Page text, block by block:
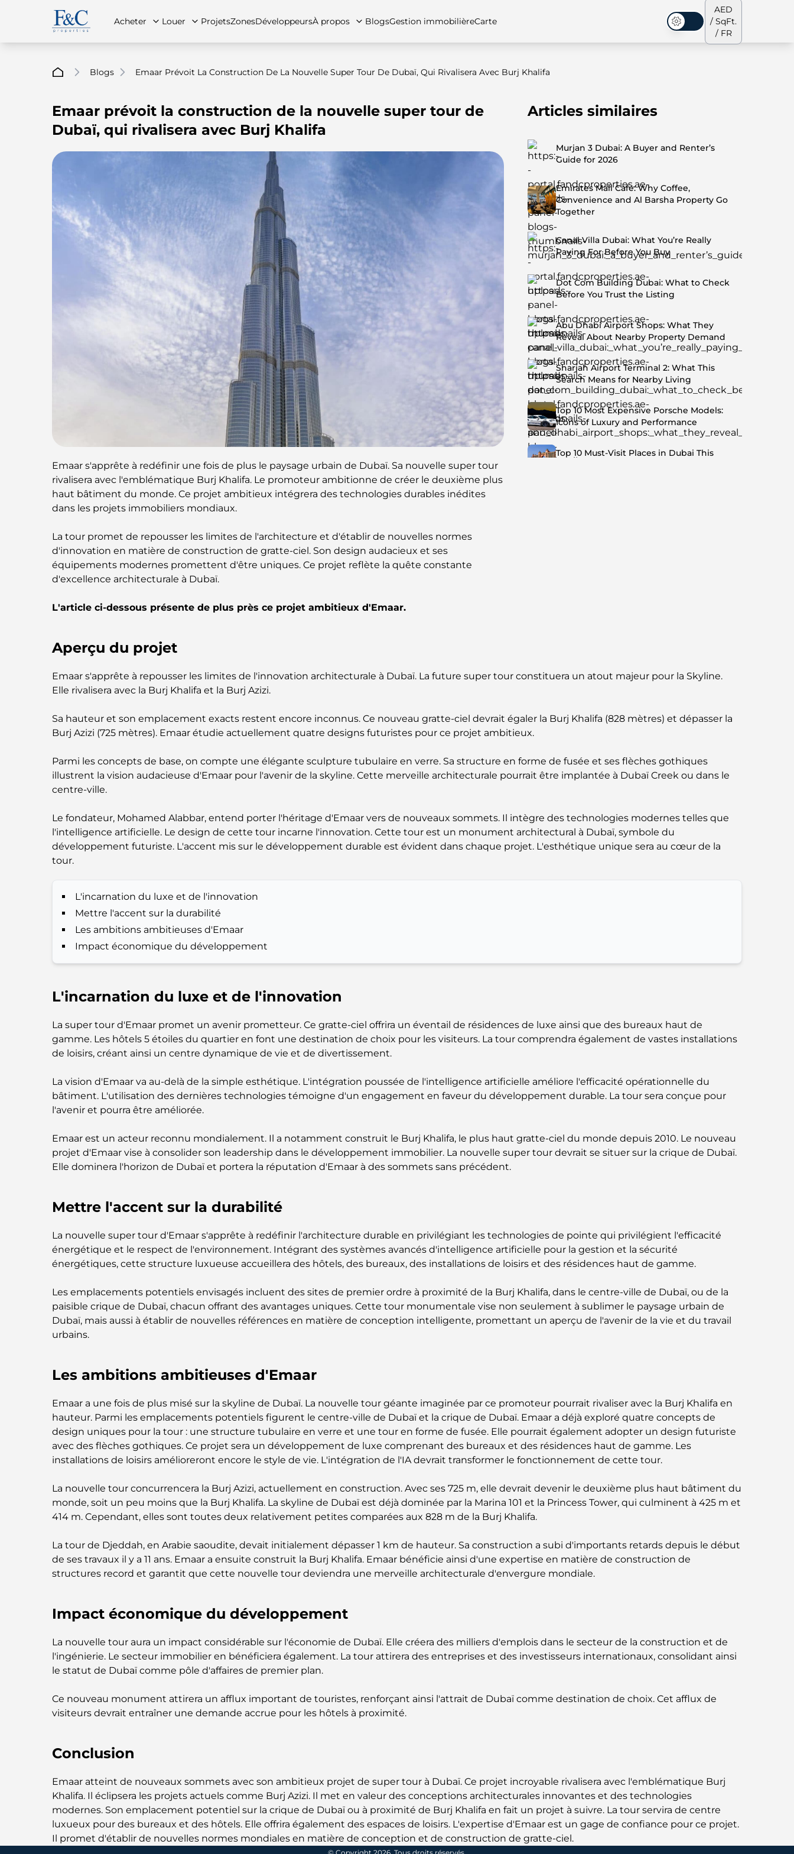
Acheter
Toutes les propriétés Appartements Villas Maisons de ville Penthouses
Louer
Toutes les propriétés Appartements Villas Maisons de ville Penthouses
ProjetsZonesDéveloppeursÀ propos
À propos de nous Contactez-nous Carrières FAQs Notre équipe
BlogsGestion immobilièreCarte
Mode sombre
AED
/ SqFt.
/ FR
Blogs Emaar Prévoit La Construction De La Nouvelle Super Tour De Dubaï, Qui Rivalisera Avec Burj Khalifa
Emaar prévoit la construction de la nouvelle super tour de
Dubaï, qui rivalisera avec Burj Khalifa
Emaar s'apprête à redéfinir une fois de plus le paysage urbain de Dubaï. Sa nouvelle super tour
rivalisera avec l'emblématique Burj Khalifa. Le promoteur ambitionne de créer le deuxième plus
haut bâtiment du monde. Ce projet ambitieux intégrera des technologies durables inédites
dans les projets immobiliers mondiaux.
La tour promet de repousser les limites de l'architecture et d'établir de nouvelles normes
d'innovation en matière de construction de gratte-ciel. Son design audacieux et ses
équipements modernes promettent d'être uniques. Ce projet reflète la quête constante
d'excellence architecturale à Dubaï.
L'article ci-dessous présente de plus près ce projet ambitieux d'Emaar.
Articles similaires
Murjan 3 Dubai: A Buyer and Renter’s
Guide for 2026
Emirates Mall Cafe: Why Coffee,
Convenience and Al Barsha Property Go
Together
Canal Villa Dubai: What You’re Really
Paying For Before You Buy
Dot Com Building Dubai: What to Check
Before You Trust the Listing
Abu Dhabi Airport Shops: What They
Reveal About Nearby Property Demand
Sharjah Airport Terminal 2: What This
Search Means for Nearby Living
Top 10 Most Expensive Porsche Models:
Icons of Luxury and Performance
Top 10 Must-Visit Places in Dubai This
de présents attentionnés et intemporels
guide complet pour les familles
Dubaï : votre guide ultime
Restaurants avec vue sur le Burj Al Arab :
Expériences gastronomiques
gastronomiques de Palm Jumeirah
Hôpitaux publics à Dubaï : des soins de
Lamborghini les plus chères jamais
construites : la liste ultime des
Les meilleures écoles près de Damac Hills
2 : un guide pour les familles
un voyage culinaire
Découvrez la promenade de Palm
Jumeirah : une balade placée sous le signe
Hôtels 5 étoiles à Dubaï : un luxe inégalé
pour chaque voyageur
Que faire dans le centre-ville de Dubaï :
votre guide ultime
Les meilleurs iftars à Dubaï : 7 adresses
incontournables pour un repas de Ramadan
Cafés à Business Bay : l’alliance parfaite du
café et de la convivialité
Golf Estates : un guide culinaire
Comment obtenir un prêt immobilier à
Dubaï : le guide ultime
Plan directeur de Tilal Al Ghaf : une nouvelle
Aperçu du projet
Emaar s'apprête à repousser les limites de l'innovation architecturale à Dubaï. La future super tour constituera un atout majeur pour la Skyline.
Elle rivalisera avec la Burj Khalifa et la Burj Azizi.
Sa hauteur et son emplacement exacts restent encore inconnus. Ce nouveau gratte-ciel devrait égaler la Burj Khalifa (828 mètres) et dépasser la
Burj Azizi (725 mètres). Emaar étudie actuellement quatre designs futuristes pour ce projet ambitieux.
Parmi les concepts de base, on compte une élégante sculpture tubulaire en verre. Sa structure en forme de fusée et ses flèches gothiques
illustrent la vision audacieuse d'Emaar pour l'avenir de la skyline. Cette merveille architecturale pourrait être implantée à Dubaï Creek ou dans le
centre-ville.
Le fondateur, Mohamed Alabbar, entend porter l'héritage d'Emaar vers de nouveaux sommets. Il intègre des technologies modernes telles que
l'intelligence artificielle. Le design de cette tour incarne l'innovation. Cette tour est un monument architectural à Dubaï, symbole du
développement futuriste. L'accent mis sur le développement durable est évident dans chaque projet. L'esthétique unique sera au cœur de la
tour.
L'incarnation du luxe et de l'innovation
Mettre l'accent sur la durabilité
Les ambitions ambitieuses d'Emaar
Impact économique du développement
L'incarnation du luxe et de l'innovation
La super tour d'Emaar promet un avenir prometteur. Ce gratte-ciel offrira un éventail de résidences de luxe ainsi que des bureaux haut de
gamme. Les hôtels 5 étoiles du quartier en font une destination de choix pour les visiteurs. La tour comprendra également de vastes installations
de loisirs, créant ainsi un centre dynamique de vie et de divertissement.
La vision d'Emaar va au-delà de la simple esthétique. L'intégration poussée de l'intelligence artificielle améliore l'efficacité opérationnelle du
bâtiment. L'utilisation des dernières technologies témoigne d'un engagement en faveur du développement durable. La tour sera conçue pour
l'avenir et pourra être améliorée.
Emaar est un acteur reconnu mondialement. Il a notamment construit le Burj Khalifa, le plus haut gratte-ciel du monde depuis 2010. Le nouveau
projet d'Emaar vise à consolider son leadership dans le développement immobilier. La nouvelle super tour devrait se situer sur la crique de Dubaï.
Elle dominera l'horizon de Dubaï et portera la réputation d'Emaar à des sommets sans précédent.
Mettre l'accent sur la durabilité
La nouvelle super tour d'Emaar s'apprête à redéfinir l'architecture durable en privilégiant les technologies de pointe qui privilégient l'efficacité
énergétique et le respect de l'environnement. Intégrant des systèmes avancés d'intelligence artificielle pour la gestion et la sécurité
énergétiques, cette structure luxueuse accueillera des hôtels, des bureaux, des installations de loisirs et des résidences haut de gamme.
Les emplacements potentiels envisagés incluent des sites de premier ordre à proximité de la Burj Khalifa, dans le centre-ville de Dubaï, ou de la
paisible crique de Dubaï, chacun offrant des avantages uniques. Cette tour monumentale vise non seulement à sublimer le paysage urbain de
Dubaï, mais aussi à établir de nouvelles références en matière de conception intelligente, promettant un aperçu de l'avenir de la vie et du travail
urbains.
Les ambitions ambitieuses d'Emaar
Emaar a une fois de plus misé sur la skyline de Dubaï. La nouvelle tour géante imaginée par ce promoteur pourrait rivaliser avec la Burj Khalifa en
hauteur. Parmi les emplacements potentiels figurent le centre-ville de Dubaï et la crique de Dubaï. Emaar a déjà exploré quatre concepts de
design uniques pour la tour : une structure tubulaire en verre et une tour en forme de fusée. Elle pourrait également adopter un design futuriste
avec des flèches gothiques. Ce projet sera un développement de luxe comprenant des bureaux et des résidences haut de gamme. Les
installations de loisirs amélioreront encore le style de vie. L'intégration de l'IA devrait transformer le fonctionnement de cette tour.
La nouvelle tour concurrencera la Burj Azizi, actuellement en construction. Avec ses 725 m, elle devrait devenir le deuxième plus haut bâtiment du
monde, soit un peu moins que la Burj Khalifa. La skyline de Dubaï est déjà dominée par la Marina 101 et la Princess Tower, qui culminent à 425 m et
414 m. Cependant, elles sont toutes deux relativement petites comparées aux 828 m de la Burj Khalifa.
La tour de Djeddah, en Arabie saoudite, devait initialement dépasser 1 km de hauteur. Sa construction a subi d'importants retards depuis le début
de ses travaux il y a 11 ans. Emaar a ensuite construit la Burj Khalifa. Emaar bénéficie ainsi d'une expertise en matière de construction de
structures record et garantit que cette nouvelle tour deviendra une merveille architecturale d'envergure mondiale.
Impact économique du développement
La nouvelle tour aura un impact considérable sur l'économie de Dubaï. Elle créera des milliers d'emplois dans le secteur de la construction et de
l'ingénierie. Le secteur immobilier en bénéficiera également. La tour attirera des entreprises et des investisseurs internationaux, consolidant ainsi
le statut de Dubaï comme pôle d'affaires de premier plan.
Ce nouveau monument attirera un afflux important de touristes, renforçant ainsi l'attrait de Dubaï comme destination de choix. Cet afflux de
visiteurs devrait entraîner une demande accrue pour les hôtels à proximité.
Conclusion
Emaar atteint de nouveaux sommets avec son ambitieux projet de super tour à Dubaï. Ce projet incroyable rivalisera avec l'emblématique Burj
Khalifa. Il éclipsera les projets actuels comme Burj Azizi. Il met en valeur des conceptions architecturales innovantes et des technologies
modernes. Son emplacement potentiel sur la crique de Dubaï ou à proximité de Burj Khalifa en fait un projet à suivre. La tour servira de centre
luxueux pour des bureaux et des hôtels. Elle offrira également des espaces de loisirs. L'expertise d'Emaar est un gage de confiance pour ce projet.
Il promet d'établir de nouvelles normes mondiales en matière de conception et de construction de gratte-ciel.